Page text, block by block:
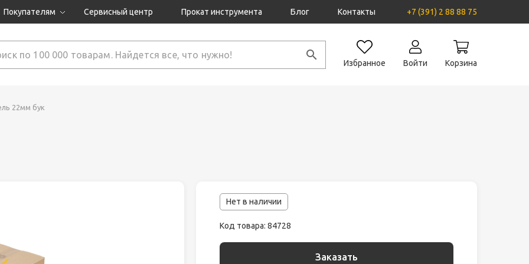
Покупателям
Как оформить заказ?
Сервисный центр Прокат инструмента Блог Контакты +7 (391) 2 88 88 75
Избранное Войти Корзина
22мм бук
Нет в наличии
Код товара: 84728
Заказать